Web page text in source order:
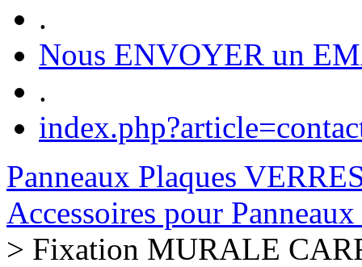
.
Nous ENVOYER un
.
Panneaux Plaques
Accessoires pour
> Fixation MURALE